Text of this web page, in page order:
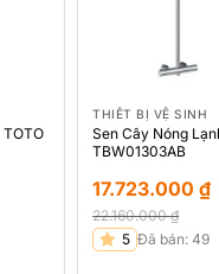
THIẾT BỊ VỆ SINH
Sen Cây Nóng
TBW01303AB
22.160.000₫
Giá
17.723.000₫
Giá 5 Đã bán: 49